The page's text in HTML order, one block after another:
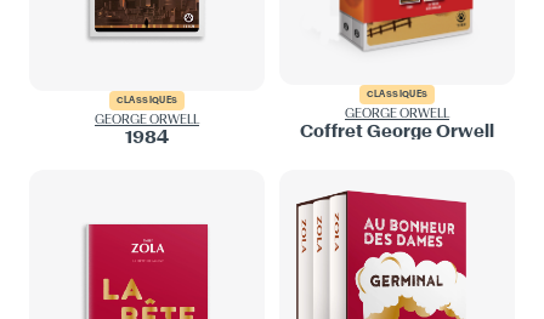
CLASSIQUES
GEORGE ORWELL
1984
CLASSIQUES
GEORGE ORWELL
Coffret George Orwell